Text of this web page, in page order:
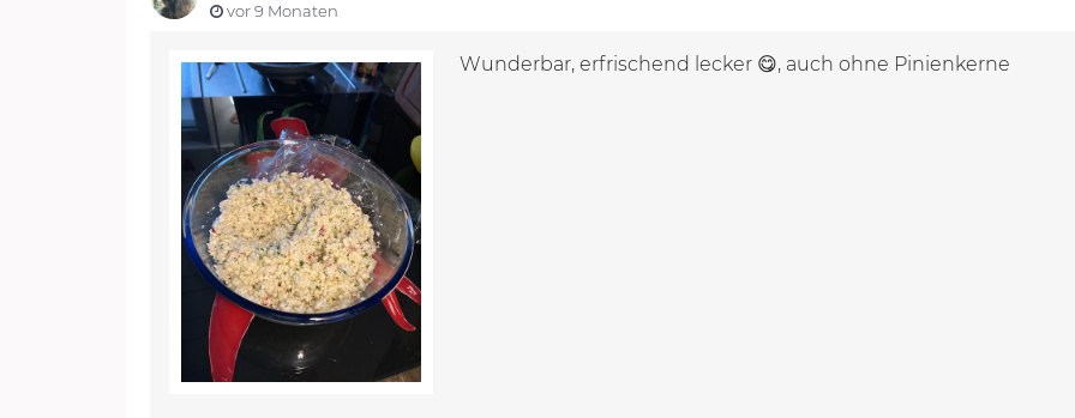
vor 9 Monaten
Wunderbar, erfrischend lecker 😋, auch ohne Pinienkerne